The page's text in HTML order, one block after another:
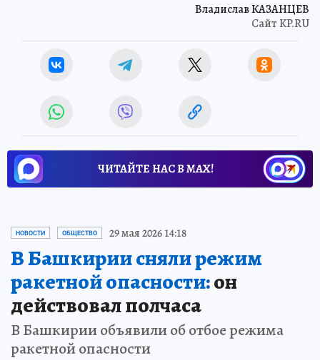
Владислав КАЗАНЦЕВ
Сайт KP.RU
ЧИТАЙТЕ НАС В МАХ!
НОВОСТИ ОБЩЕСТВО 29 мая 2026 14:18
В Башкирии сняли режим
ракетной опасности:он
действовал полчаса
В Башкирии объявили об отбое режима
ракетной опасности